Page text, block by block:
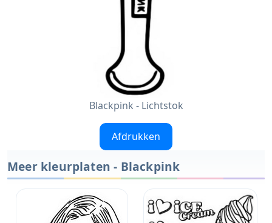
Blackpink - Lichtstok
Afdrukken
Meer kleurplaten - Blackpink